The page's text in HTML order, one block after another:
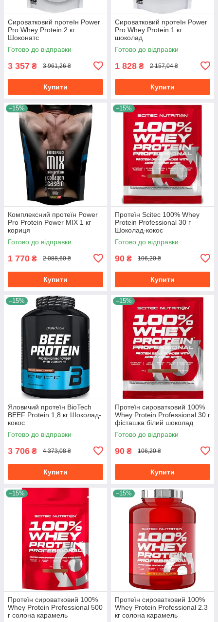
Сироватковий протеїн Power
Pro Whey Protein 2 кг
Шоконатс
Готово до відправки
3 357 ₴ 3 961,26 ₴
Купити
Сироватковий протеїн Power
Pro Whey Protein 1 кг
шоколад
Готово до відправки
1 828 ₴ 2 157,04 ₴
Купити
–15%
Комплексний протеїн Power
Pro Protein Power MIX 1 кг
кориця
Готово до відправки
1 770 ₴ 2 088,60 ₴
Купити
–15%
Протеїн Scitec 100% Whey
Protein Professional 30 г
Шоколад-кокос
Готово до відправки
90 ₴ 106,20 ₴
Купити
–15%
Яловичий протеїн BioTech
BEEF Protein 1,8 кг Шоколад-
кокос
Готово до відправки
3 706 ₴ 4 373,08 ₴
Купити
–15%
Протеїн сироватковий 100%
Whey Protein Professional 30 г
фісташка білий шоколад
Готово до відправки
90 ₴ 106,20 ₴
Купити
–15%
Протеїн сироватковий 100%
Whey Protein Professional 500
г солона карамель
–15%
Протеїн сироватковий 100%
Whey Protein Professional 2.3
кг солона карамель